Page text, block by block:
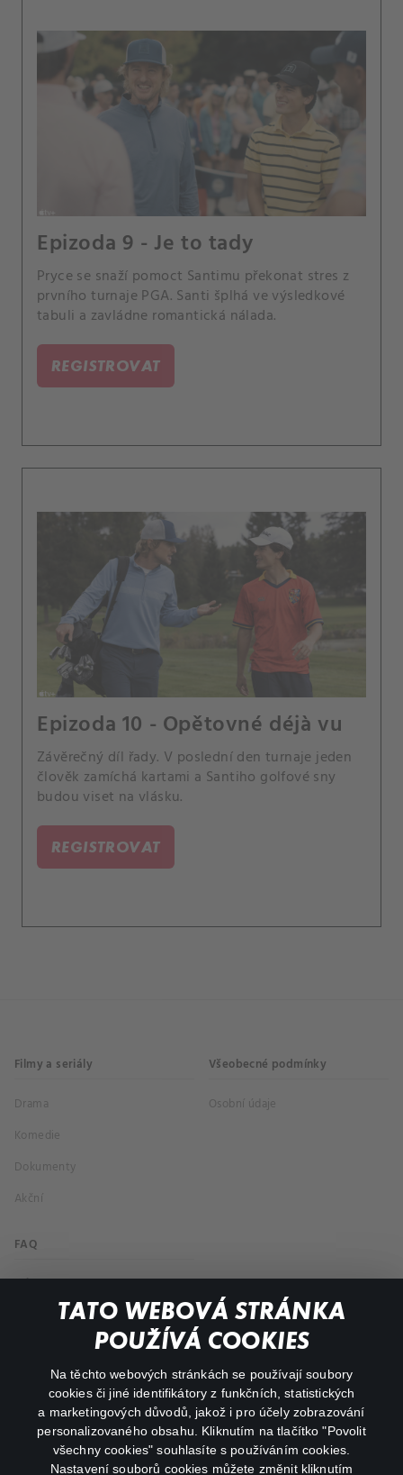
TATO WEBOVÁ STRÁNKA
POUŽÍVÁ COOKIES
Na těchto webových stránkách se používají soubory
cookies či jiné identifikátory z funkčních, statistických
a marketingových důvodů, jakož i pro účely zobrazování
personalizovaného obsahu. Kliknutím na tlačítko "Povolit
všechny cookies" souhlasíte s používáním cookies.
Nastavení souborů cookies můžete změnit kliknutím
Epizoda 9 - Je to tady
Pryce se snaží pomoct Santimu překonat stres z
prvního turnaje PGA. Santi šplhá ve výsledkové
tabuli a zavládne romantická nálada.
REGISTROVAT
Epizoda 10 - Opětovné déjà vu
Závěrečný díl řady. V poslední den turnaje jeden
člověk zamíchá kartami a Santiho golfové sny
budou viset na vlásku.
REGISTROVAT
Filmy a seriály
Drama
Komedie
Dokumenty
Akční
Všeobecné podmínky
Osobní údaje
FAQ
Můj účet
Důležité odkazy
facebookinstagram
youtube